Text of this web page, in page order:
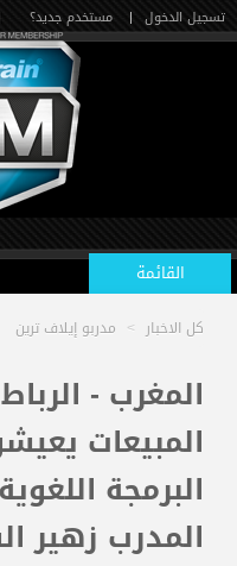
تسجيل الدخول | مستخدم جديد؟
القائمة
الرئيسية
الدورات القادمة
المدربون
كل الاخبار > مدربو إيلاف ترين
المغرب -
المبيعات
البرمجة
المدرب زهير